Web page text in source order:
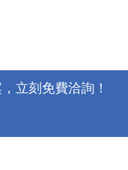
立刻免費洽詢！